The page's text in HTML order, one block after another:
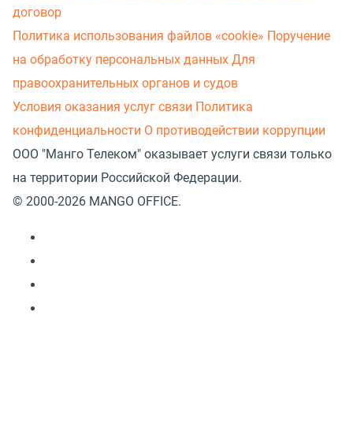
договор
Политика использования файлов «cookie» Поручение
на обработку персональных данных Для
правоохранительных органов и судов
Условия оказания услуг связи Политика
конфиденциальности О противодействии коррупции
ООО "Манго Телеком" оказывает услуги связи только
на территории Российской Федерации.
© 2000-2026 MANGO OFFICE.